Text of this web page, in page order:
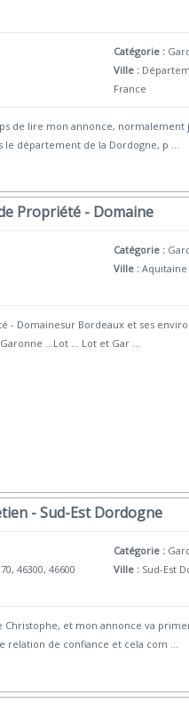
Catégorie :
Ville :
France
de lire mon annonce,
le département de la Dordogne, p
Propriété - Domaine
Catégorie :
Ville :
- Domainesur Bordeaux et ses
...Lot ... Lot et Gar ...
- Sud-Est Dordogne
46300, 46600
Catégorie :
Ville : Sud-Est
Christophe, et mon annonce va
relation de confiance et cela com